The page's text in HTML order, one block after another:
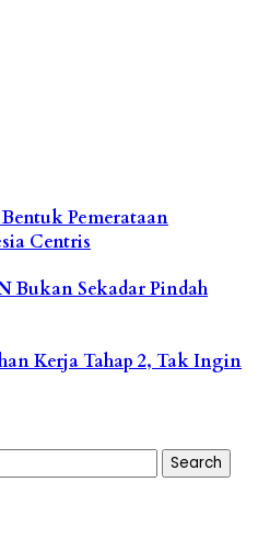
Pemerataan
Centris
Bukan Sekadar Pindah
Kerja Tahap 2, Tak Ingin
Search